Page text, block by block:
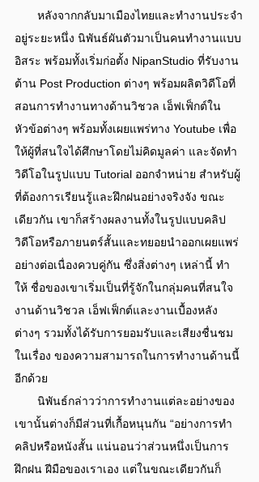
อยู่ระยะหนึ่ง นิพันธ์ผันตัวมาเป็นคนทํางานแบบ
อิสระ พร้อมทั้งเริ่มก่อตั้ง NipanStudio ที่รับงาน
ต้าน Post Production ต่างๆ พร้อมผลิตวิดีโอที่
สอนการทํางานทางด้านวิชวล เอ็ฟเฟ็กต์ใน
หัวข้อต่างๆ พร้อมทั้งเผยแพร่ทาง Youtube เพื่อ
ให้ผู้ที่สนใจได้ศึกษาโดยไม่คิดมูลค่า และจัดทํา
วิดีโอในรูปแบบ Tutorial ออกจําหน่าย สําหรับผู้
ที่ต้องการเรียนรู้และฝึกฝนอย่างจริงจัง ขณะ
เดียวกัน เขาก็สร้างผลงานทั้งในรูปแบบคลิป
วิดีโอหรือภายนตร์สั้นและทยอยนําออกเผยแพร่
อย่างต่อเนื่องควบคู่กัน ซึ่งสิ่งต่างๆ เหล่านี้ ทํา
ให้ ชื่อของเขาเริ่มเป็นที่รู้จักในกลุ่มคนที่สนใจ
งานด้านวิชวล เอ็ฟเฟ็กต์และงานเบื้องหลัง
ต่างๆ รวมทั้งได้รับการยอมรับและเสียงชื่นชม
ในเรื่อง ของความสามารถในการทํางานด้านนี้
อีกด้วย
เขานั้นต่างก็มีส่วนที่เกื้อหนุนกัน “อย่างการทํา
คลิปหรือหนังสั้น แน่นอนว่าส่วนหนึ่งเป็นการ
ฝึกฝน ฝีมือของเราเอง แต่ในขณะเดียวกันก็